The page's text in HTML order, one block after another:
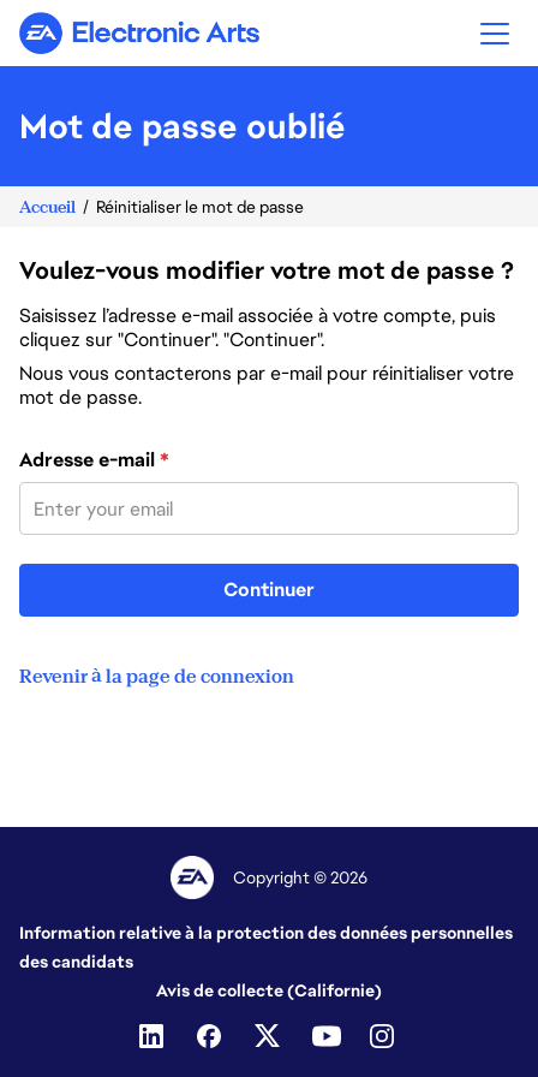
Electronic Arts
Mot de passe oublié
Accueil Réinitialiser le mot de passe
Voulez-vous modifier votre mot de passe ?
Saisissez l’adresse e-mail associée à votre compte, puis
cliquez sur "Continuer". "Continuer".
Nous vous contacterons par e-mail pour réinitialiser votre
mot de passe.
Réinitialiser le mot de passe avec votre e-mail
Adresse e-mail*
Continuer
Revenir à la page de connexion
Copyright © 2026
Information relative à la protection des données personnelles
des candidats
Avis de collecte (Californie)